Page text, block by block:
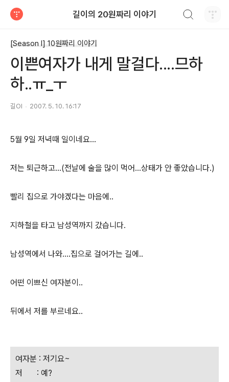
길이의 20원짜리 이야기
[Season I] 10원짜리 이야기
이쁜여자가 내게 말걸다....므하
하..ㅠ_ㅜ
길OI 2007. 5. 10. 16:17
5월 9일 저녁때 일이네요...
저는 퇴근하고...(전날에 술을 많이 먹어...상태가 안 좋았습니다.)
빨리 집으로 가야겠다는 마음에..
지하철을 타고 남성역까지 갔습니다.
남성역에서 나와....집으로 걸어가는 길에..
어떤 이쁘신 여자분이..
뒤에서 저를 부르네요..
여자분 : 저기요~
저 : 예?